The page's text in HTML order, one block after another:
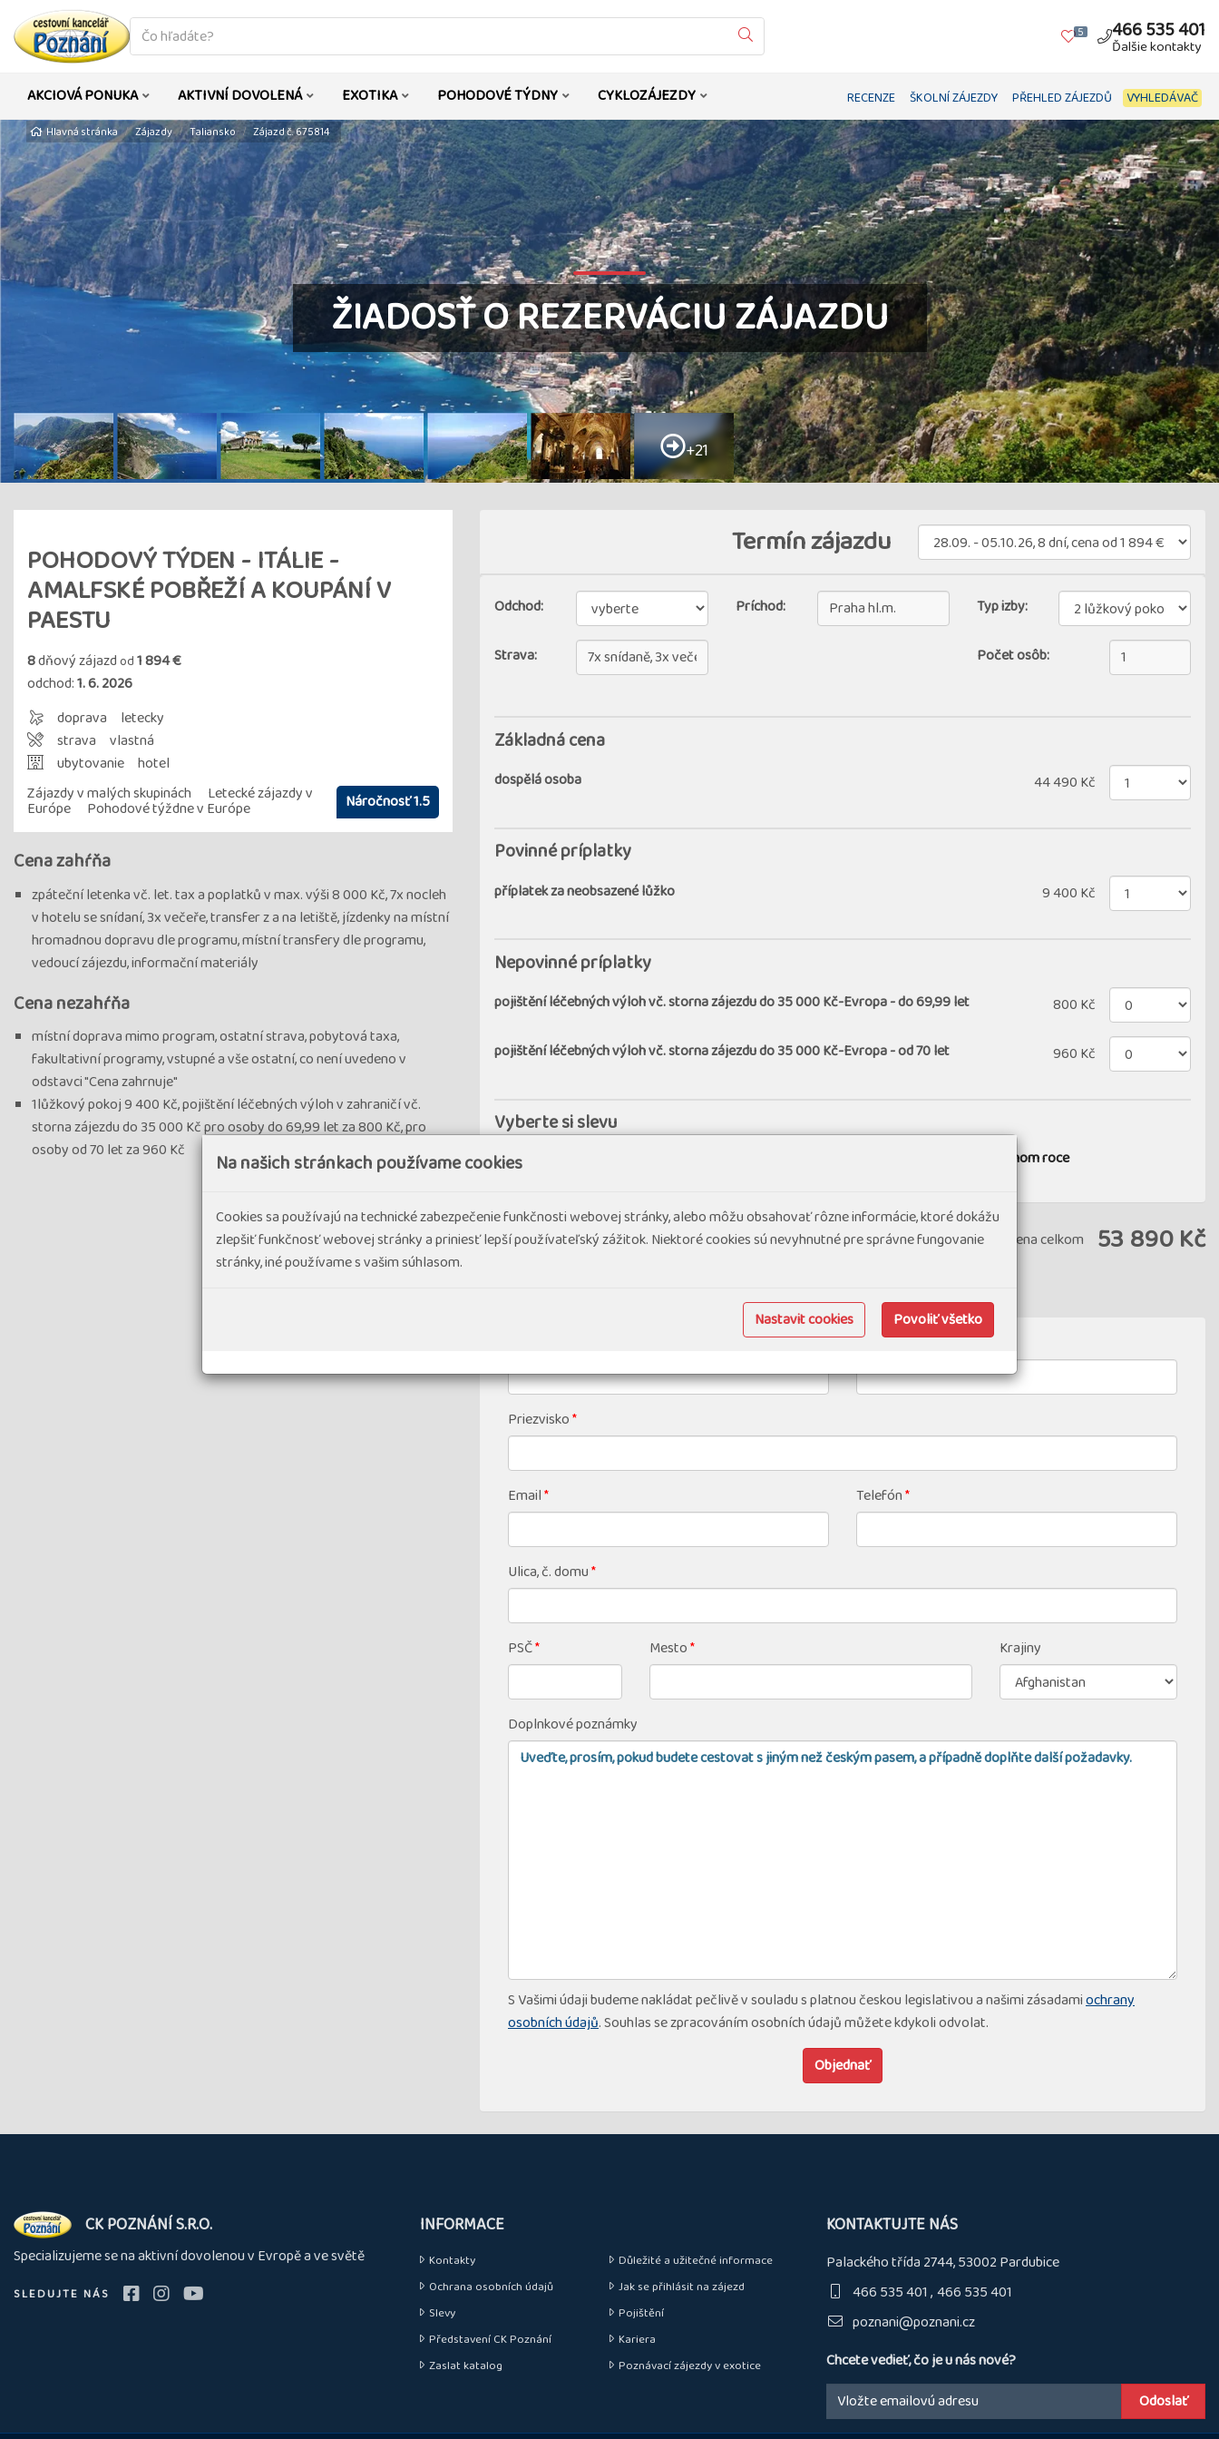
co
hledáte
Vyhledat 5 466 535 401
Ďalšie kontakty
AKCIOVÁ PONUKA AKTIVNÍ DOVOLENÁ EXOTIKA POHODOVÉ TÝDNY CYKLOZÁJEZDY RECENZE ŠKOLNÍ ZÁJEZDY PŘEHLED ZÁJEZDŮ VYHLEDÁVAČ
Hlavná stránka Zájazdy Taliansko Zájazd č. 675814
ŽIADOSŤ O REZERVÁCIU ZÁJAZDU
+21
POHODOVÝ TÝDEN - ITÁLIE -
AMALFSKÉ POBŘEŽÍ A KOUPÁNÍ V
PAESTU
8dňový zájazd od1 894 €
odchod:1. 6. 2026
doprava
letecky
strava
vlastná
ubytovanie hotel
Zájazdy v malých skupinách
Letecké zájazdy v
Európe Pohodové týždne v Európe Náročnosť 1.5
Cena zahŕňa
zpáteční letenka vč. let. tax a poplatků v max. výši 8 000 Kč, 7x nocleh
v hotelu se snídaní, 3x večeře, transfer z a na letiště, jízdenky na místní
hromadnou dopravu dle programu, místní transfery dle programu,
vedoucí zájezdu, informační materiály
Cena nezahŕňa
místní doprava mimo program, ostatní strava, pobytová taxa,
fakultativní programy, vstupné a vše ostatní, co není uvedeno v
odstavci "Cena zahrnuje"
1lůžkový pokoj 9 400 Kč, pojištění léčebných výloh v zahraničí vč.
storna zájezdu do 35 000 Kč pro osoby do 69,99 let za 800 Kč, pro
osoby od 70 let za 960 Kč
Termín zájazdu
Odchod: Príchod: Typ izby:
Strava: Počet osôb:
Základná cena
dospělá osoba 44 490 Kč
Povinné príplatky
příplatek za neobsazené lůžko 9 400 Kč
Nepovinné príplatky
pojištění léčebných výloh vč. storna zájezdu do 35 000 Kč-Evropa - do 69,99 let 800 Kč
pojištění léčebných výloh vč. storna zájezdu do 35 000 Kč-Evropa - od 70 let 960 Kč
Vyberte si slevu
sleva bonus 500 Kč za nákup 2 a více zájezdů pro jednu osobu uskutečněných v jednom roce
Cena celkom 53 890 Kč
Druhé jméno
Priezvisko*
Email* Telefón*
Ulica, č. domu*
PSČ* Mesto* Krajiny
Doplnkové poznámky
S Vašimi údaji budeme nakládat pečlivě v souladu s platnou českou legislativou a našimi zásadamiochrany
osobních údajů. Souhlas se zpracováním osobních údajů můžete kdykoli odvolat.
Objednať
O
nás
CK POZNÁNÍ S.R.O.
Specializujeme se na aktivní dovolenou v Evropě a ve světě
SLEDUJTE NÁS
INFORMACE
Kontakty
Důležité a užitečné informace
Ochrana osobních údajů
Jak se přihlásit na zájezd
Slevy
Pojištění
Představení CK Poznání
Kariera
Zaslat katalog
Poznávací zájezdy v exotice
KONTAKTUJTE NÁS
Palackého třída 2744, 53002 Pardubice
466 535 401 466 535 401
poznani@poznani.cz
Chcete vedieť, čo je u nás nové?
Email:
Na našich stránkach používame cookies
Cookies sa používajú na technické zabezpečenie funkčnosti webovej stránky, alebo môžu obsahovať rôzne informácie, ktoré dokážu
zlepšiť funkčnosť webovej stránky a priniesť lepší používateľský zážitok. Niektoré cookies sú nevyhnutné pre správne fungovanie
stránky, iné používame s vašim súhlasom.
Nastavit cookies Povoliť všetko